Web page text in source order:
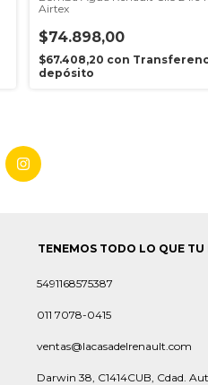
Airtex
$74.898,00
$67.408,20 con
depósito
TENEMOS TODO LO QUE TU
5491168575387
011 7078-0415
ventas@lacasadelrenault.com
Darwin 38, C1414CUB, Cdad.